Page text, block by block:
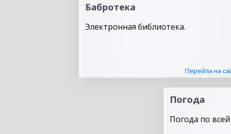
Бабротека
Электронная библиотека.
Перейти на
Погода
Погода по